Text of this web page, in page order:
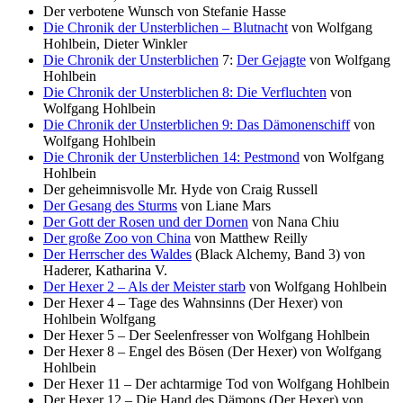
Der verbotene Wunsch von Stefanie Hasse
Die Chronik der Unsterblichen – Blutnacht von Wolfgang
Hohlbein, Dieter Winkler
Die Chronik der Unsterblichen 7: Der Gejagte von Wolfgang
Hohlbein
Die Chronik der Unsterblichen 8: Die Verfluchten von
Wolfgang Hohlbein
Die Chronik der Unsterblichen 9: Das Dämonenschiffvon
Wolfgang Hohlbein
Die Chronik der Unsterblichen 14: Pestmond von Wolfgang
Hohlbein
Der geheimnisvolle Mr. Hyde von Craig Russell
Der Gesang des Sturms von Liane Mars
Der Gott der Rosen und der Dornen von Nana Chiu
Der große Zoo von China von Matthew Reilly
Der Herrscher des Waldes (Black Alchemy, Band 3) von
Haderer, Katharina V.
Der Hexer 2 – Als der Meister starb von Wolfgang Hohlbein
Der Hexer 4 – Tage des Wahnsinns (Der Hexer) von
Hohlbein Wolfgang
Der Hexer 5 – Der Seelenfresser von Wolfgang Hohlbein
Der Hexer 8 – Engel des Bösen (Der Hexer) von Wolfgang
Hohlbein
Der Hexer 11 – Der achtarmige Tod von Wolfgang Hohlbein
Der Hexer 12 – Die Hand des Dämons (Der Hexer) von